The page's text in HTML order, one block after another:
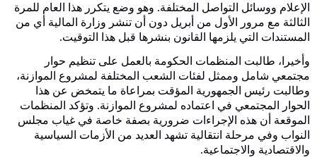
اﻹعلام ووسائل التواصل المختلفة. وهو وضع يتكرر هذا العام للمرة
الثالثة مع مرور اﻷول من أبريل دون أن تنشر وزارة المالية أي من
المستندات التي يلزمها القانون بنشرها قبل هذا التوقيت.
وأخيرا، طالبت المنظمات الحكومة بالعمل على تنظيم حوار
مجتمعي شامل وممثل لفئات الشعب المختلفة لمشروع الموازنة،
وطالبت رئيس الجمهورية المؤقت بمراعاة ما يتمخض عن هذا
الحوار المجتمعي في اعتماده لمشروع الموازنة. وتؤكد المنظمات
الموقعة أن هذه الإجراءات ضرورية بصفة خاصة في غياب مجلس
النواب وفي مرحلة انتقالية تشهد العديد من الأزمات السياسية
والاقتصادية والاجتماعية.